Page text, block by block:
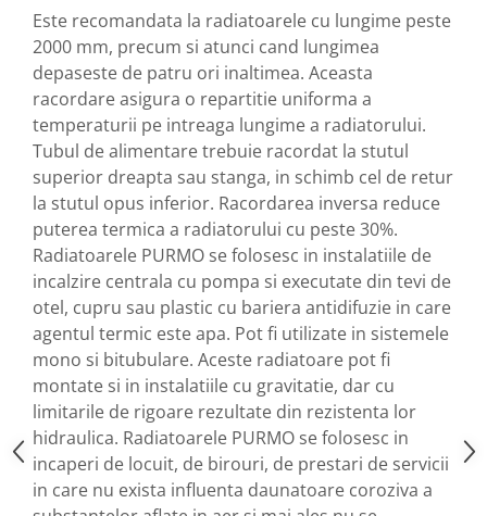
incalzire
Vase de expansiune pentru
instalatii sanitare
Vas de expansiune pentru hidrofor
Accesorii montaj vase de
expansiune
Termostate si controlere
Termostate de camera
Accesorii
Cleme de fixare si coliere
Accesorii de montaj
Substante intretinere instalatii
Accesorii instalatii termice
Distribuitoare
Filtre apa
Baterii
Baterii instant
Este recomandata la radiatoarele cu lungime peste
2000 mm, precum si atunci cand lungimea
depaseste de patru ori inaltimea. Aceasta
racordare asigura o repartitie uniforma a
temperaturii pe intreaga lungime a radiatorului.
Tubul de alimentare trebuie racordat la stutul
superior dreapta sau stanga, in schimb cel de retur
la stutul opus inferior. Racordarea inversa reduce
puterea termica a radiatorului cu peste 30%.
Radiatoarele PURMO se folosesc in instalatiile de
incalzire centrala cu pompa si executate din tevi de
otel, cupru sau plastic cu bariera antidifuzie in care
agentul termic este apa. Pot fi utilizate in sistemele
mono si bitubulare. Aceste radiatoare pot fi
montate si in instalatiile cu gravitatie, dar cu
limitarile de rigoare rezultate din rezistenta lor
hidraulica. Radiatoarele PURMO se folosesc in
incaperi de locuit, de birouri, de prestari de servicii
in care nu exista influenta daunatoare coroziva a